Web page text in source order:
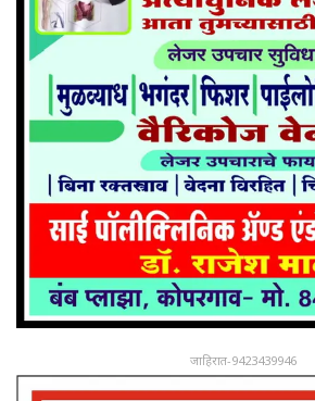
जाहिरात-9423439946